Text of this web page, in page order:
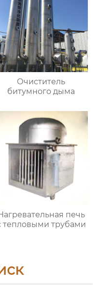
Очиститель
битумного дыма
печь
тепловыми трубами